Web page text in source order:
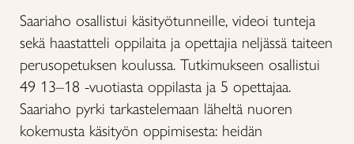
Saariaho osallistui käsityötunneille, videoi tunteja
sekä haastatteli oppilaita ja opettajia neljässä taiteen
perusopetuksen koulussa. Tutkimukseen osallistui
49 13–18 -vuotiasta oppilasta ja 5 opettajaa.
Saariaho pyrki tarkastelemaan läheltä nuoren
kokemusta käsityön oppimisesta: heidän